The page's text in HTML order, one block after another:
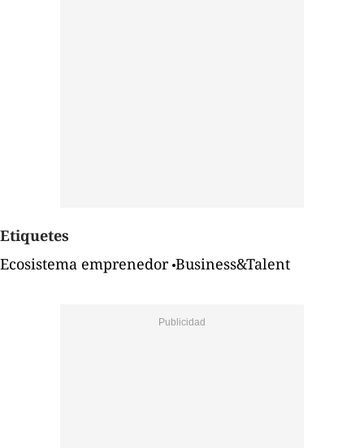
Etiquetes
Ecosistema emprenedor Business&Talent